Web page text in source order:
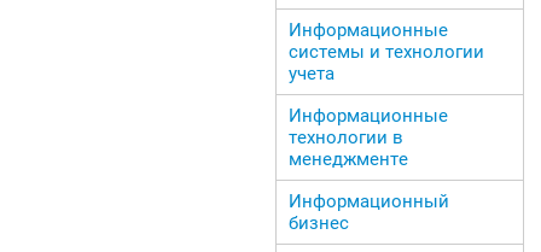
Информационные
системы и технологии
учета
Информационные
технологии в
менеджменте
Информационный
бизнес